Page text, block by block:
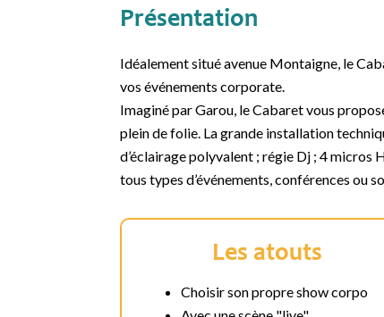
Présentation
Idéalement situé avenue Montaigne, le
vos événements corporate.
Imaginé par Garou, le Cabaret vous
plein de folie. La grande installation
d’éclairage polyvalent ; régie Dj ; 4 micros
tous types d’événements, conférences ou
Les atouts
Choisir son propre show corpo